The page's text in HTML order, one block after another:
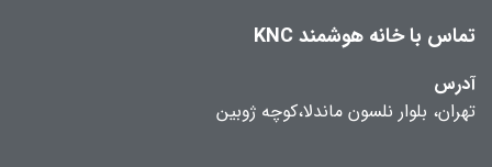
تماس با خانه هوشمند KNC
آدرس
تهران، بلوار نلسون ماندلا،کوچه ژوبین